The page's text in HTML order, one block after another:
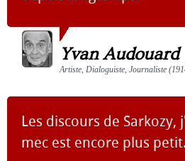
Yvan Audouard
Artiste, Dialoguiste, Journaliste
Les discours de Sarkozy,
mec est encore plus petit.